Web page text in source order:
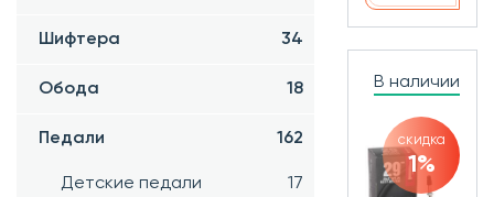
Шифтера 34
Обода 18
Педали 162
Детские педали
17
В наличии
скидка
1%